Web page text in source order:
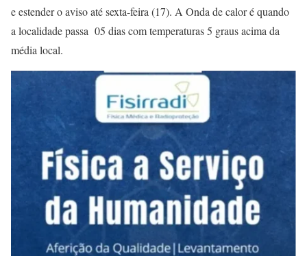
e estender o aviso até sexta-feira (17). A Onda de calor é quando
a localidade passa 05 dias com temperaturas 5 graus acima da
média local.